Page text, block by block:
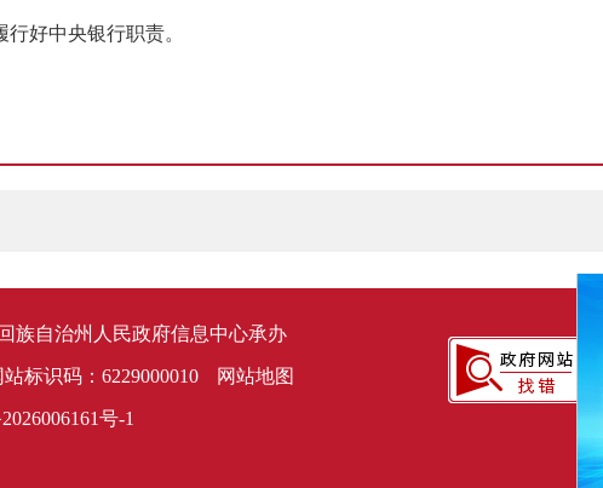
好中央银行职责。
族自治州人民政府信息中心承办
站标识码：6229000010 网站地图
号-1